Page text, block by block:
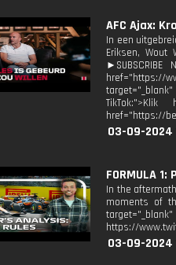
AFC Ajax:
In een
Eriksen,
href="https://
href="https://
03-09-2024
FORMULA
In the
moments of
https://
03-09-2024